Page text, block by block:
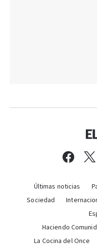
Últimas noticias
Sociedad
Haciendo
La Cocina del Once